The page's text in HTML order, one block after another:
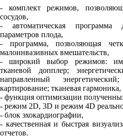
- комплект режимов,
сосудов,
- автоматическая программа
параметров плода,
- программа, позволяющая
малоинвазивных вмешательств,
- широкий выбор режимов:
тканевой допплер;
направленный
картирование; тканевая гармоника,
- функция оптимизации
- режим 2D, 3D и режим 4D
- блок эхокардиографии,
- качественная и быстрая
отчетов.